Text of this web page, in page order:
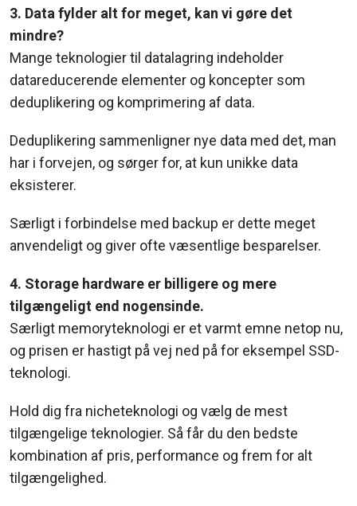
3. Data fylder alt for meget, kan vi gøre det
mindre?
Mange teknologier til datalagring indeholder
datareducerende elementer og koncepter som
deduplikering og komprimering af data.
Deduplikering sammenligner nye data med det, man
har i forvejen, og sørger for, at kun unikke data
eksisterer.
Særligt i forbindelse med backup er dette meget
anvendeligt og giver ofte væsentlige besparelser.
4. Storage hardware er billigere og mere
tilgængeligt end nogensinde.
Særligt memoryteknologi er et varmt emne netop nu,
og prisen er hastigt på vej ned på for eksempel SSD-
teknologi.
Hold dig fra nicheteknologi og vælg de mest
tilgængelige teknologier. Så får du den bedste
kombination af pris, performance og frem for alt
tilgængelighed.